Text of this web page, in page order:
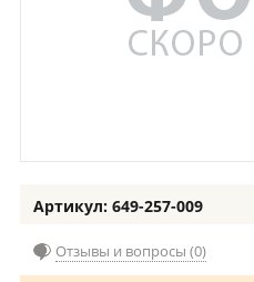
Артикул: 649-257-009
Отзывы и вопросы (0)